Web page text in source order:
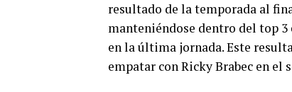
resultado de la temporada al
manteniéndose dentro del top
en la última jornada. Este
empatar con Ricky Brabec en el